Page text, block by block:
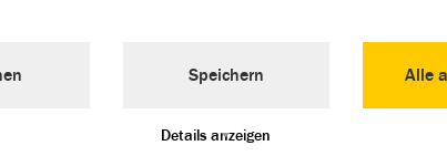
Alle
Speichern
Details anzeigen